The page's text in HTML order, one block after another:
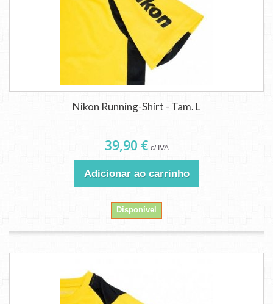
Nikon Running-Shirt - Tam. L
39,90 € c/ IVA
Adicionar ao carrinho
Disponível